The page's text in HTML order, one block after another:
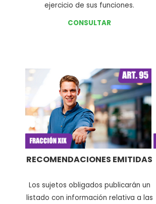
ejercicio de sus funciones.
CONSULTAR
RECOMENDACIONES EMITIDAS
Los sujetos obligados publicarán un
listado con información relativa a las